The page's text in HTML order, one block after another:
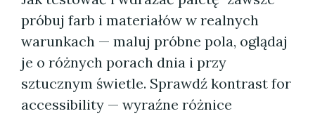
próbuj farb i materiałów w realnych
warunkach — maluj próbne pola, oglądaj
je o różnych porach dnia i przy
sztucznym świetle. Sprawdź kontrast for
accessibility — wyraźne różnice